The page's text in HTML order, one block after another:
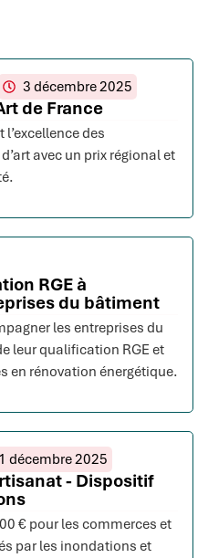
3 décembre 2025
de France
des
avec un prix régional et
RGE à
du bâtiment
les entreprises du
leur qualification RGE et
en rénovation énergétique.
décembre 2025
- Dispositif
€ pour les commerces et
par les inondations et